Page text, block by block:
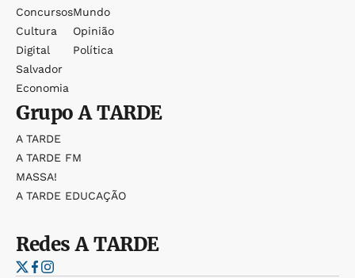
Concursos
Cultura
Digital
Salvador
Economia
Mundo
Opinião
Política
GrupoA TARDE
A TARDE
A TARDE FM
MASSA!
A TARDE EDUCAÇÃO
RedesA TARDE